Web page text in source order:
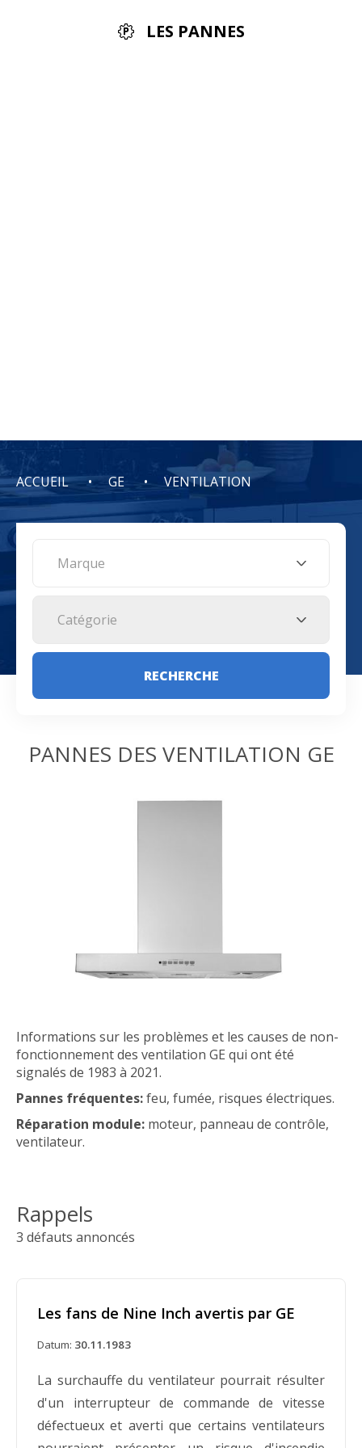
LES PANNES
ACCUEIL GE VENTILATION
Marque
Catégorie
RECHERCHE
PANNES DES VENTILATION GE
Informations sur les problèmes et les causes de non-
fonctionnement des ventilation GE qui ont été
signalés de 1983 à 2021.
Pannes fréquentes:feu, fumée, risques électriques.
Réparation module: moteur, panneau de contrôle,
ventilateur.
Rappels
3 défauts annoncés
Les fans de Nine Inch avertis par GE
Datum: 30.11.1983
La surchauffe du ventilateur pourrait résulter
d'un interrupteur de commande de vitesse
défectueux et averti que certains ventilateurs